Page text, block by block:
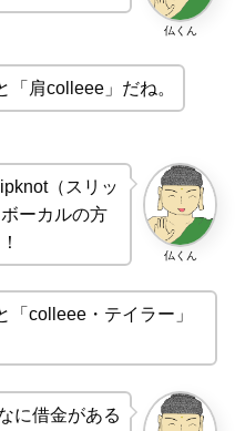
仏くん
「肩colleee」だね。
仏くん
（スリッ
ーカルの方
「colleee・テイラー」
に借金がある